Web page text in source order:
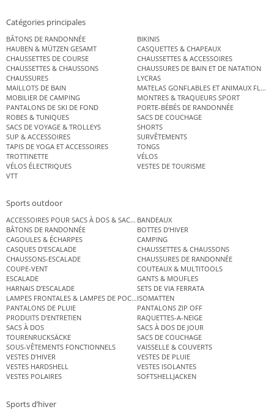
Catégories principales
BÂTONS DE RANDONNÉE
BIKINIS
HAUBEN & MÜTZEN GESAMT
CASQUETTES & CHAPEAUX
CHAUSSETTES DE COURSE
CHAUSSETTES & ACCESSOIRES
CHAUSSETTES & CHAUSSONS
CHAUSSURES DE BAIN ET DE NATATION
CHAUSSURES
LYCRAS
MAILLOTS DE BAIN
MATELAS GONFLABLES ET ANIMAUX
MOBILIER DE CAMPING
MONTRES & TRAQUEURS SPORT
PANTALONS DE SKI DE FOND
PORTE-BÉBÉS DE RANDONNÉE
ROBES & TUNIQUES
SACS DE COUCHAGE
SACS DE VOYAGE & TROLLEYS
SHORTS
SUP & ACCESSOIRES
SURVÊTEMENTS
TAPIS DE YOGA ET ACCESSOIRES
TONGS
TROTTINETTE
VÉLOS
VÉLOS ÉLECTRIQUES
VESTES DE TOURISME
VTT
Sports outdoor
ACCESSOIRES POUR SACS À DOS & SACS ÉTANCHES
BANDEAUX
BÂTONS DE RANDONNÉE
BOTTES D’HIVER
CAGOULES & ÉCHARPES
CAMPING
CASQUES D’ESCALADE
CHAUSSETTES & CHAUSSONS
CHAUSSONS-ESCALADE
CHAUSSURES DE RANDONNÉE
COUPE-VENT
COUTEAUX & MULTITOOLS
ESCALADE
GANTS & MOUFLES
HARNAIS D’ESCALADE
SETS DE VIA FERRATA
LAMPES FRONTALES & LAMPES DE POCHEISOMATTEN
PANTALONS DE PLUIE
PANTALONS ZIP OFF
PRODUITS D’ENTRETIEN
RAQUETTES-A-NEIGE
SACS À DOS
SACS À DOS DE JOUR
TOURENRUCKSÄCKE
SACS DE COUCHAGE
SOUS-VÊTEMENTS FONCTIONNELS
VAISSELLE & COUVERTS
VESTES D’HIVER
VESTES DE PLUIE
VESTES HARDSHELL
VESTES ISOLANTES
VESTES POLAIRES
SOFTSHELLJACKEN
Sports d’hiver